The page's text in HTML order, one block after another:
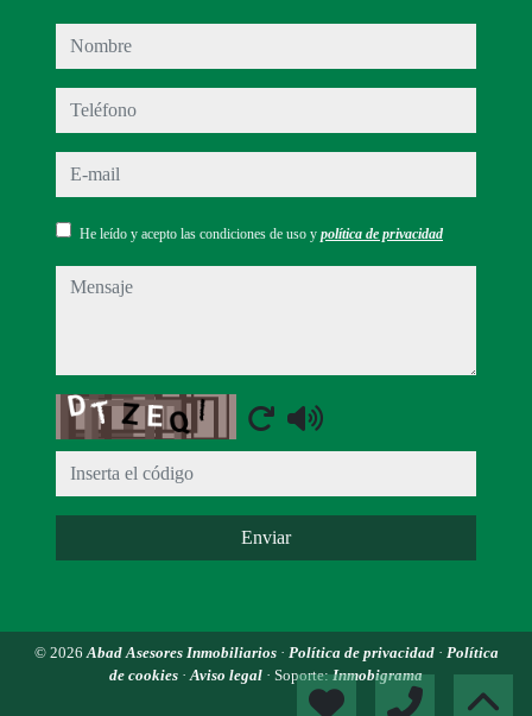
nombre
teléfono
e-mail
He leído y acepto las condiciones de uso y política de privacidad
mensaje
Captcha
Enviar
© 2026Abad Asesores Inmobiliarios · Política de privacidad · Política
de cookies ·Aviso legal · Soporte:Inmobigrama